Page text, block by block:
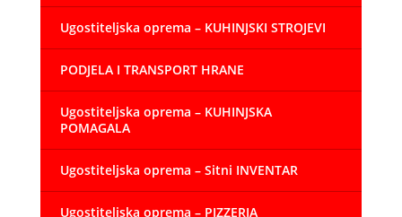
Ugostiteljska oprema – KUHINJSKI STROJEVI
PODJELA I TRANSPORT HRANE
Ugostiteljska oprema – KUHINJSKA
POMAGALA
Ugostiteljska oprema – Sitni INVENTAR
Ugostiteljska oprema – PIZZERIA